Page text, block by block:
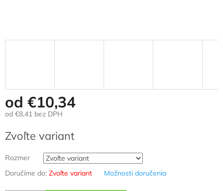
od €10,34
od €8,41 bez DPH
cena:
Zvoľte variant
Rozmer
Doručíme do: Zvoľte variant Možnosti doručenia